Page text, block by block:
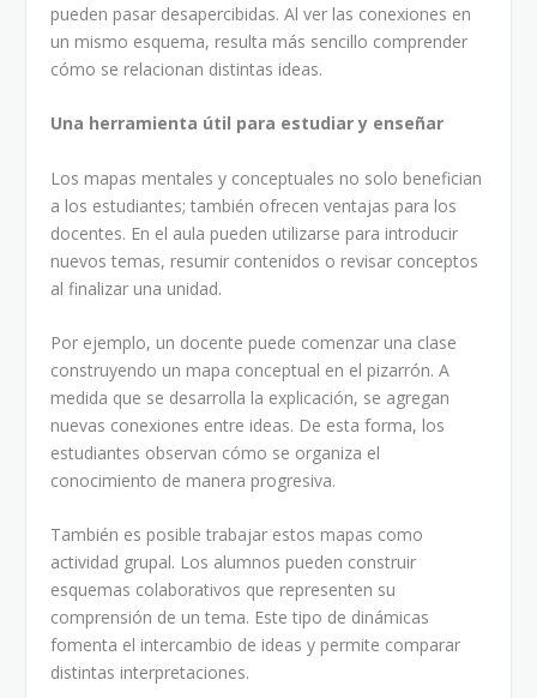
pueden pasar desapercibidas. Al ver las conexiones en
un mismo esquema, resulta más sencillo comprender
cómo se relacionan distintas ideas.
Una herramienta útil para estudiar y enseñar
Los mapas mentales y conceptuales no solo benefician
a los estudiantes; también ofrecen ventajas para los
docentes. En el aula pueden utilizarse para introducir
nuevos temas, resumir contenidos o revisar conceptos
al finalizar una unidad.
Por ejemplo, un docente puede comenzar una clase
construyendo un mapa conceptual en el pizarrón. A
medida que se desarrolla la explicación, se agregan
nuevas conexiones entre ideas. De esta forma, los
estudiantes observan cómo se organiza el
conocimiento de manera progresiva.
También es posible trabajar estos mapas como
actividad grupal. Los alumnos pueden construir
esquemas colaborativos que representen su
comprensión de un tema. Este tipo de dinámicas
fomenta el intercambio de ideas y permite comparar
distintas interpretaciones.